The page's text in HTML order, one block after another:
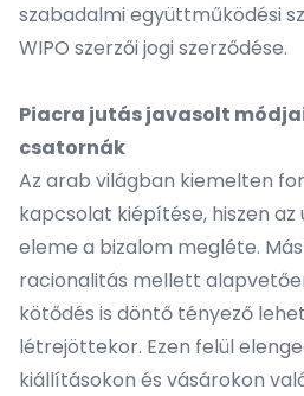
szabadalmi együttműködési
WIPO szerzői jogi szerződése.
Piacra jutás javasolt
csatornák
Az arab világban kiemelten
kapcsolat kiépítése, hiszen
eleme a bizalom megléte.
racionalitás mellett
kötődés is döntő tényező
létrejöttekor. Ezen felül
kiállításokon és vásárokon